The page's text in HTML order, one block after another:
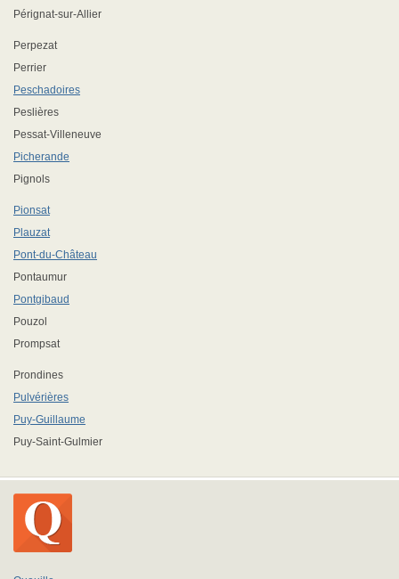
Pérignat-sur-Allier
Perpezat
Perrier
Peschadoires
Peslières
Pessat-Villeneuve
Picherande
Pignols
Pionsat
Plauzat
Pont-du-Château
Pontaumur
Pontgibaud
Pouzol
Prompsat
Prondines
Pulvérières
Puy-Guillaume
Puy-Saint-Gulmier